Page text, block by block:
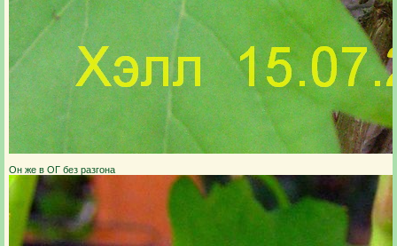
Он же в ОГ без разгона